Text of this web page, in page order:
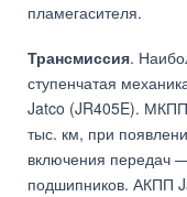
пламегасителя.
Трансмиссия.
ступенчатая
Jatco (JR405E).
тыс. км, при
включения передач
подшипников. АКПП